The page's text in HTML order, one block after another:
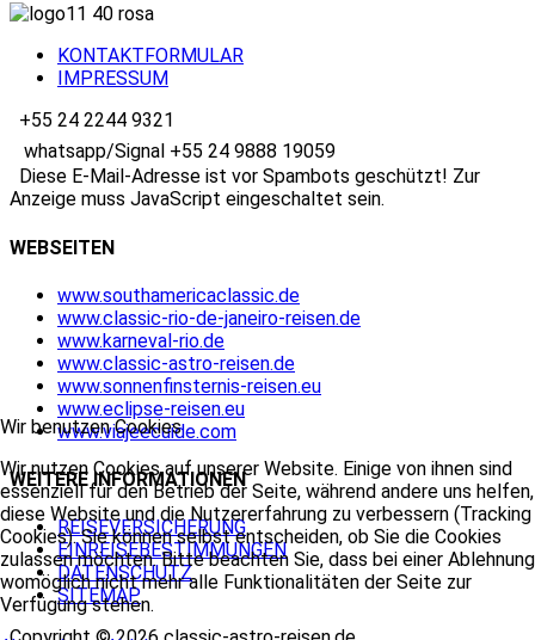
KONTAKTFORMULAR
IMPRESSUM
+55 24 2244 9321
whatsapp/Signal +55 24 9888 19059
Diese E-Mail-Adresse ist vor Spambots geschützt! Zur
Anzeige muss JavaScript eingeschaltet sein.
WEBSEITEN
www.southamericaclassic.de
www.classic-rio-de-janeiro-reisen.de
www.karneval-rio.de
www.classic-astro-reisen.de
www.sonnenfinsternis-reisen.eu
www.eclipse-reisen.eu
www.viajeecuide.com
WEITERE INFORMATIONEN
REISEVERSICHERUNG
EINREISEBESTIMMUNGEN
DATENSCHUTZ
SITEMAP
Wir benutzen Cookies
Wir nutzen Cookies auf unserer Website. Einige von ihnen sind
essenziell für den Betrieb der Seite, während andere uns helfen,
diese Website und die Nutzererfahrung zu verbessern (Tracking
Cookies). Sie können selbst entscheiden, ob Sie die Cookies
zulassen möchten. Bitte beachten Sie, dass bei einer Ablehnung
womöglich nicht mehr alle Funktionalitäten der Seite zur
Verfügung stehen.